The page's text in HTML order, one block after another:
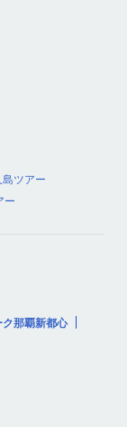
ツアー
ー
那覇新都心